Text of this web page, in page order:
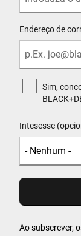
Endereço de
Sim,
Intesesse
Ao subscrever,